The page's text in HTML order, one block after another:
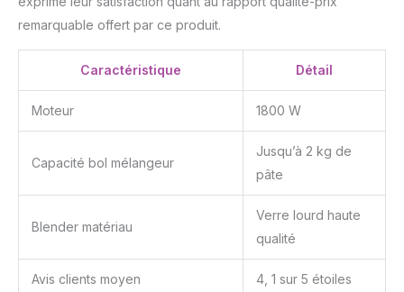
remarquable offert par ce produit.
Caractéristique Détail
Moteur 1800 W
Capacité bol mélangeur
Jusqu’à 2 kg de
pâte
Blender matériau
Verre lourd haute
qualité
Avis clients moyen 4, 1 sur 5 étoiles